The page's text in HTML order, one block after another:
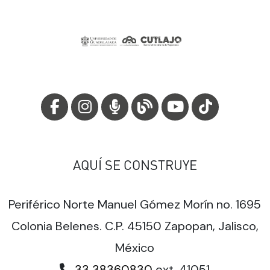
AQUÍ SE CONSTRUYE
Periférico Norte Manuel Gómez Morín no. 1695
Colonia Belenes. C.P. 45150 Zapopan, Jalisco,
México